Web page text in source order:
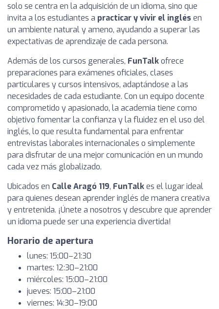
solo se centra en la adquisición de un idioma, sino que
invita a los estudiantes a practicar y vivir el inglés en
un ambiente natural y ameno, ayudando a superar las
expectativas de aprendizaje de cada persona.
Además de los cursos generales, FunTalkofrece
preparaciones para exámenes oficiales, clases
particulares y cursos intensivos, adaptándose a las
necesidades de cada estudiante. Con un equipo docente
comprometido y apasionado, la academia tiene como
objetivo fomentar la confianza y la fluidez en el uso del
inglés, lo que resulta fundamental para enfrentar
entrevistas laborales internacionales o simplemente
para disfrutar de una mejor comunicación en un mundo
cada vez más globalizado.
Ubicados en Calle Aragó 119, FunTalkes el lugar ideal
para quienes desean aprender inglés de manera creativa
y entretenida. ¡Únete a nosotros y descubre que aprender
un idioma puede ser una experiencia divertida!
Horario de apertura
lunes: 15:00–21:30
martes: 12:30–21:00
miércoles: 15:00–21:00
jueves: 15:00–21:00
viernes: 14:30–19:00